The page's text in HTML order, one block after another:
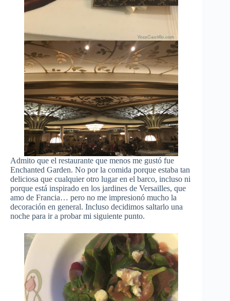
Admito que el restaurante que menos me gustó fue
Enchanted Garden. No por la comida porque estaba tan
deliciosa que cualquier otro lugar en el barco, incluso ni
porque está inspirado en los jardines de Versailles, que
amo de Francia… pero no me impresionó mucho la
decoración en general. Incluso decidimos saltarlo una
noche para ir a probar mi siguiente punto.